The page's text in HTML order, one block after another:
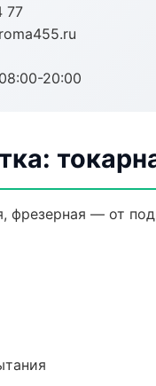
77
20:00
фрезерная — от